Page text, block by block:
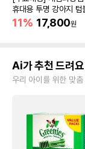
휴대용 투명 강아지 텀
11% 17,800원
Ai가 추천 드려요
우리 아이를 위한 맞